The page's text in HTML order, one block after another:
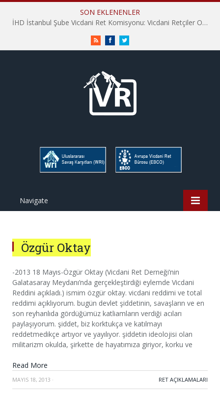
SON EKLENENLER
İHD İstanbul Şube Vicdani Ret Komisyonu: Vicdani Retçiler Olarak Destek İçin Buradayız!
RSS FacebookTwitter
Navigate
Özgür Oktay
-2013 18 Mayıs-Özgür Oktay (Vicdani Ret Derneği’nin
Galatasaray Meydanı’nda gerçekleştirdiği eylemde Vicdani
Reddini açıkladı.) ismim özgür oktay. vicdani reddimi ve total
reddimi açıklıyorum. bugün devlet şiddetinin, savaşların ve en
son reyhanlıda gördüğümüz katliamların verdiği acıları
paylaşıyorum. şiddet, biz korktukça ve katılmayı
reddetmedikçe artıyor ve yayılıyor. şiddetin ideolojisi olan
militarizm okulda, şirkette de hayatımıza giriyor, korku ve
Read More
MAYIS 18, 2013 · RET AÇIKLAMALARI